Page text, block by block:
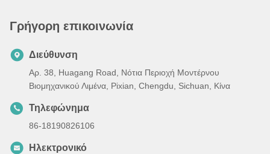
Γρήγορη επικοινωνία
Διεύθυνση
Αρ. 38, Huagang Road, Νότια Περιοχή Μοντέρνου
Βιομηχανικού Λιμένα, Pixian, Chengdu, Sichuan, Κίνα
Τηλεφώνημα
86-18190826106
Ηλεκτρονικό